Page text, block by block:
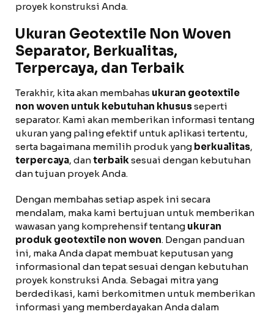
proyek konstruksi Anda.
Ukuran Geotextile Non Woven
Separator, Berkualitas,
Terpercaya, dan Terbaik
Terakhir, kita akan membahas ukuran geotextile
non woven untuk kebutuhan khususseperti
separator. Kami akan memberikan informasi tentang
ukuran yang paling efektif untuk aplikasi tertentu,
serta bagaimana memilih produk yang berkualitas,
terpercaya, danterbaiksesuai dengan kebutuhan
dan tujuan proyek Anda.
Dengan membahas setiap aspek ini secara
mendalam, maka kami bertujuan untuk memberikan
wawasan yang komprehensif tentang ukuran
produk geotextile non woven. Dengan panduan
ini, maka Anda dapat membuat keputusan yang
informasional dan tepat sesuai dengan kebutuhan
proyek konstruksi Anda. Sebagai mitra yang
berdedikasi, kami berkomitmen untuk memberikan
informasi yang memberdayakan Anda dalam